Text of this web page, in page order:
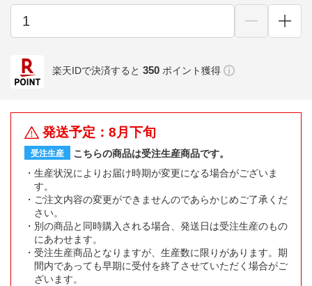
楽天IDで決済すると 350 ポイント獲得
発送予定：8月下旬
受注生産
こちらの商品は受注生産商品です。
生産状況によりお届け時期が変更になる場合がございま
す。
ご注文内容の変更ができませんのであらかじめご了承くだ
さい。
別の商品と同時購入される場合、発送日は受注生産のもの
にあわせます。
受注生産商品となりますが、生産数に限りがあります。期
間内であっても早期に受付を終了させていただく場合がご
ざいます。